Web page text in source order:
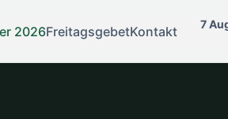
2026FreitagsgebetKontakt 7